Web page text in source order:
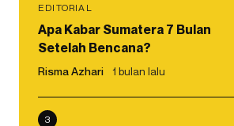
EDITORIAL
Apa Kabar Sumatera 7 Bulan
Setelah Bencana?
Risma Azhari 1 bulan lalu
3